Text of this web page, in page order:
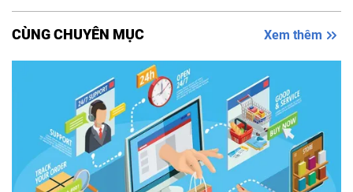
CÙNG CHUYÊN MỤC Xem thêm